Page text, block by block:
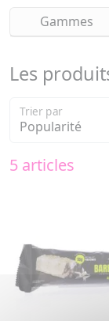
Gammes
Les
Trier par
5 articles